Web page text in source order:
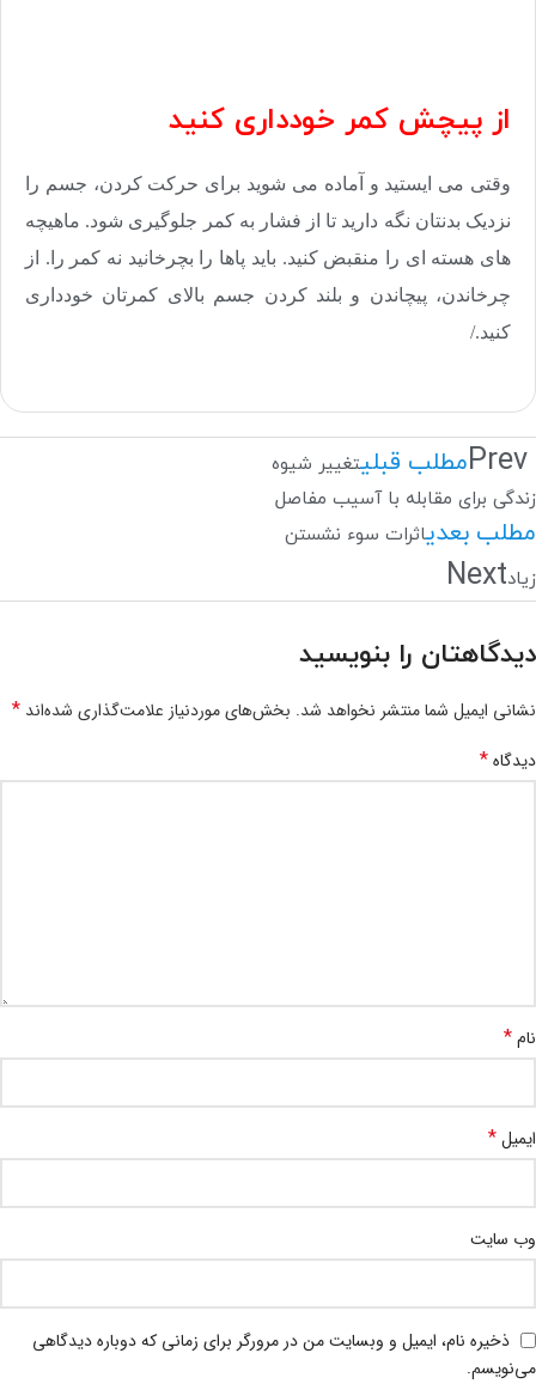
از پیچش کمر خودداری کنید
وقتی می ایستید و آماده می شوید برای حرکت کردن، جسم را
نزدیک بدنتان نگه دارید تا از فشار به کمر جلوگیری شود. ماهیچه
های هسته ای را منقبض کنید. باید پاها را بچرخانید نه کمر را. از
چرخاندن، پیچاندن و بلند کردن جسم بالای کمرتان خودداری
کنید./
Prevمطلب قبلیتغییر شیوه
زندگی برای مقابله با آسیب مفاصل
مطلب بعدیاثرات سوء نشستن
زیادNext
دیدگاهتان را بنویسید
نشانی ایمیل شما منتشر نخواهد شد. بخش‌های موردنیاز علامت‌گذاری شده‌اند *
دیدگاه*
نام*
ایمیل*
وب‌ سایت
ذخیره نام، ایمیل و وبسایت من در مرورگر برای زمانی که دوباره دیدگاهی
می‌نویسم.